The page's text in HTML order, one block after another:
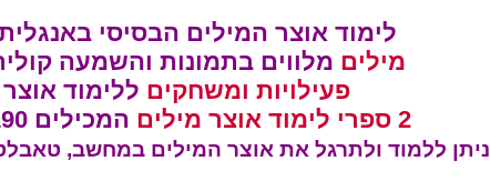
לימוד אוצר המילים הבסיסי
מלווים בתמונות והשמעה
ללימוד
2 ספרי לימוד אוצר מילים
המכילים 190 עמודים
ניתן ללמוד ולתרגל את אוצר המילים במחשב,